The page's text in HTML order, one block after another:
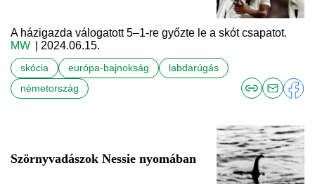
A házigazda válogatott 5–1-re győzte le a skót csapatot.
MW
| 2024.06.15.
skócia európa-bajnokság
labdarúgás
németország
Szörnyvadászok Nessie nyomában